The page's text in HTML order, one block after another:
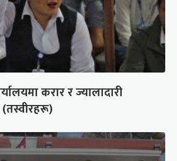
करार र ज्यालादारी
(तस्वीरहरू)